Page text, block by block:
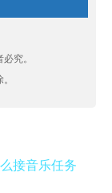
究。
接音乐任务